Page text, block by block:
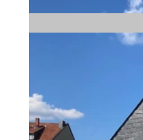
Der Harz hinter den